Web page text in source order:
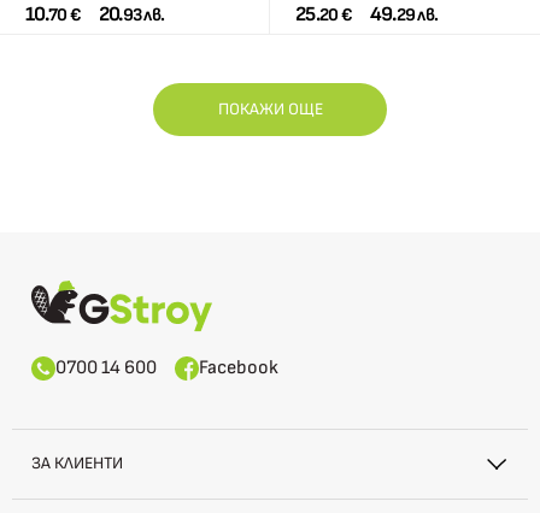
10.70 € 20.93 лв. 25.20 € 49.29 лв.
ПОКАЖИ ОЩЕ
0700 14 600 Facebook
ЗА КЛИЕНТИ